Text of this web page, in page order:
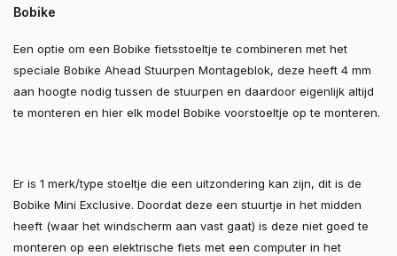
Bobike
Een optie om een Bobike fietsstoeltje te combineren met het
speciale Bobike Ahead Stuurpen Montageblok, deze heeft 4 mm
aan hoogte nodig tussen de stuurpen en daardoor eigenlijk altijd
te monteren en hier elk model Bobike voorstoeltje op te monteren.
Er is 1 merk/type stoeltje die een uitzondering kan zijn, dit is de
Bobike Mini Exclusive. Doordat deze een stuurtje in het midden
heeft (waar het windscherm aan vast gaat) is deze niet goed te
monteren op een elektrische fiets met een computer in het